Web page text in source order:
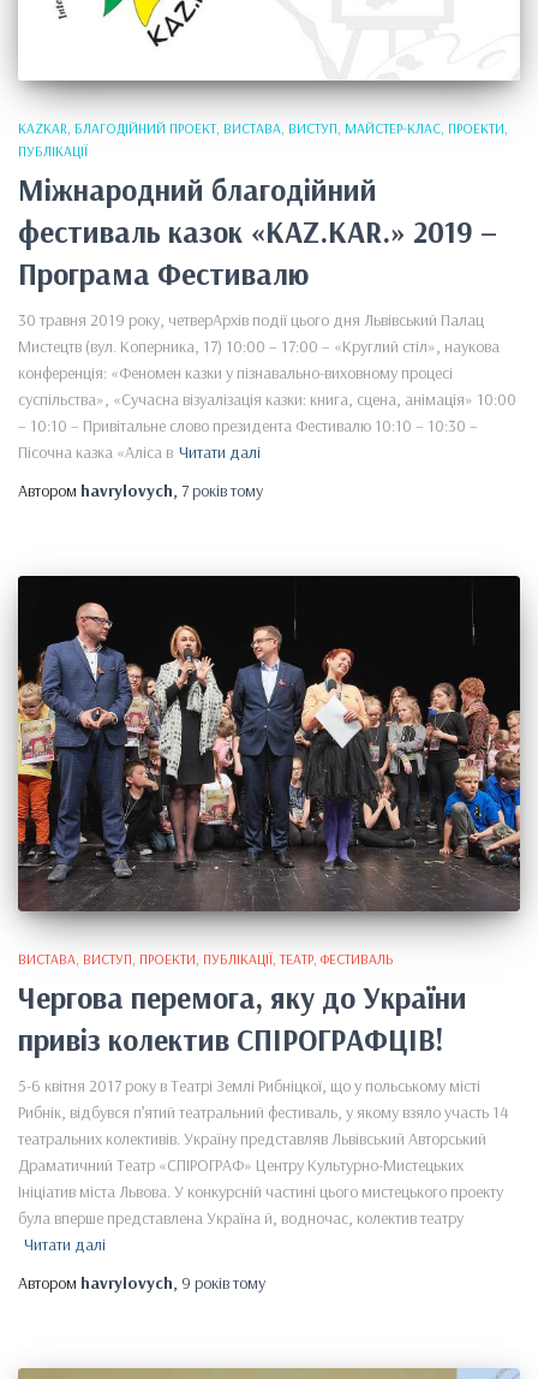
KAZKAR БЛАГОДІЙНИЙ ПРОЕКТ ВИСТАВА ВИСТУП МАЙСТЕР-КЛАС ПРОЕКТИ
ПУБЛІКАЦІЇ
Міжнародний благодійний
фестиваль казок «KAZ.KAR.» 2019 –
Програма Фестивалю
30 травня 2019 року, четверАрхів події цього дня Львівський Палац
Мистецтв (вул. Коперника, 17) 10:00 – 17:00 – «Круглий стіл», наукова
конференція: «Феномен казки у пізнавально-виховному процесі
суспільства», «Сучасна візуалізація казки: книга, сцена, анімація» 10:00
– 10:10 – Привітальне слово президента Фестивалю 10:10 – 10:30 –
Пісочна казка «Аліса в Читати далі
Автором havrylovych, 7 роківтому
ВИСТАВА ВИСТУП ПРОЕКТИ ПУБЛІКАЦІЇ ТЕАТР ФЕСТИВАЛЬ
Чергова перемога, яку до України
привіз колектив СПІРОГРАФЦІВ!
5-6 квітня 2017 року в Театрі Землі Рибніцкої, що у польському місті
Рибнік, відбувся п’ятий театральний фестиваль, у якому взяло участь 14
театральних колективів. Україну представляв Львівський Авторський
Драматичний Театр «СПІРОГРАФ» Центру Культурно-Мистецьких
Ініціатив міста Львова. У конкурсній частині цього мистецького проекту
була вперше представлена Україна й, водночас, колектив театру
Читати далі
Автором havrylovych, 9 роківтому